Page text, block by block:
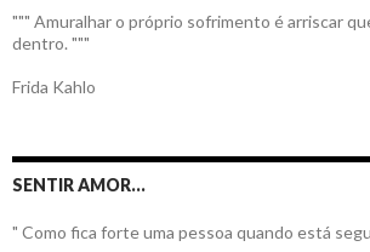
""" Amuralhar o próprio sofrimento é arriscar
dentro. """
Frida Kahlo
SENTIR AMOR…
" Como fica forte uma pessoa quando está